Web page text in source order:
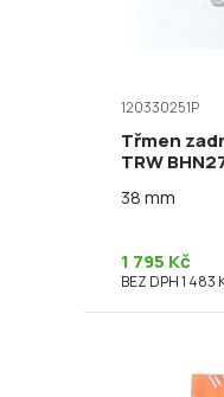
120330251P
Třmen
TRW
38 mm
1 795 Kč
BEZ DPH 1 483